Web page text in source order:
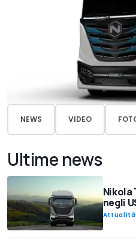
NEWS VIDEO
Ultime news
Nikola
negli
Attualità